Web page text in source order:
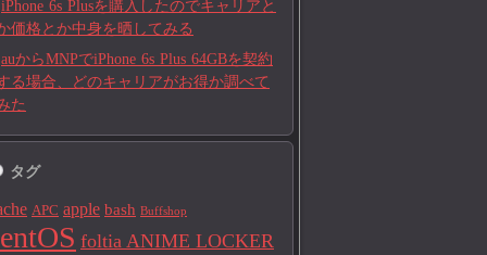
iPhone 6s Plusを購入したのでキャリアと
価格とか中身を晒してみる
auからMNPでiPhone 6s Plus 64GBを契約
る場合、どのキャリアがお得か調べて
た
タグ
APC apple bash Buffshop
foltia ANIME LOCKER